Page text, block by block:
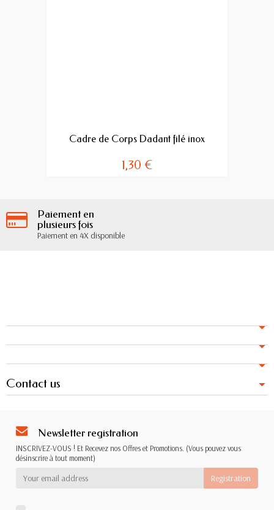
Cadre de Corps Dadant filé inox
1,30 €
Paiement en
plusieurs fois
Paiement en 4X disponible
Contact us
Newsletter registration
INSCRIVEZ-VOUS ! Et Recevez nos Offres et Promotions. (Vous pouvez vous
désinscrire à tout moment)